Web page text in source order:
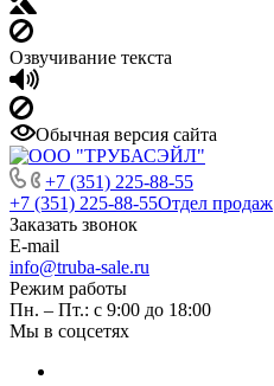
Озвучивание текста
Обычная версия сайта
+7 (351) 225-88-55
+7 (351) 225-88-55Отдел продаж
Заказать звонок
E-mail
info@truba-sale.ru
Режим работы
Пн. – Пт.: с 9:00 до 18:00
Мы в соцсетях